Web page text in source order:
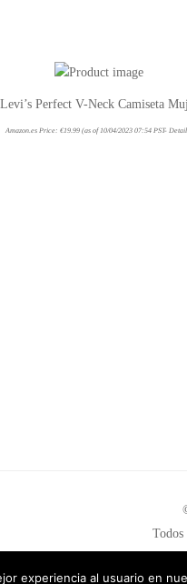
Levi’s Perfect V-Neck Camiseta
Amazon.es Price: €19.99 (as of 10/04/2023 07:54 PST-
Todos
experiencia al usuario en